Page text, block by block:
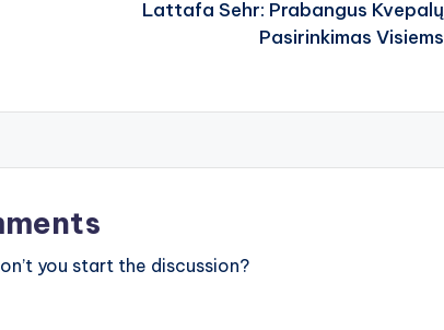
Lattafa Sehr: Prabangus Kvepalų
Pasirinkimas Visiems
you start the discussion?